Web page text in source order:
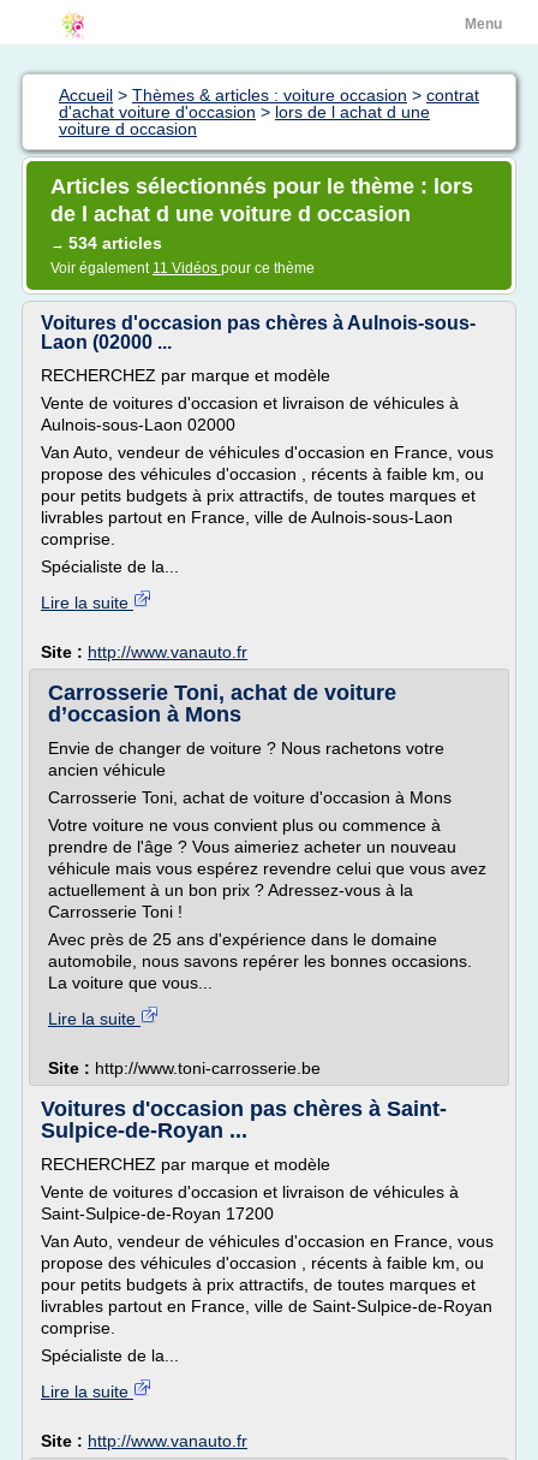
Menu
Accueil > Thèmes & articles : voiture occasion > contrat
d'achat voiture d'occasion > lors de l achat d une
voiture d occasion
Articles sélectionnés pour le thème : lors
de l achat d une voiture d occasion
→ 534 articles
Voir également 11 Vidéos pour ce thème
Voitures d'occasion pas chères à Aulnois-sous-
Laon (02000 ...
RECHERCHEZ par marque et modèle
Vente de voitures d'occasion et livraison de véhicules à
Aulnois-sous-Laon 02000
Van Auto, vendeur de véhicules d'occasion en France, vous
propose des véhicules d'occasion , récents à faible km, ou
pour petits budgets à prix attractifs, de toutes marques et
livrables partout en France, ville de Aulnois-sous-Laon
comprise.
Spécialiste de la...
Lire la suite
Site : http://www.vanauto.fr
Carrosserie Toni, achat de voiture
d’occasion à Mons
Envie de changer de voiture ? Nous rachetons votre
ancien véhicule
Carrosserie Toni, achat de voiture d'occasion à Mons
Votre voiture ne vous convient plus ou commence à
prendre de l'âge ? Vous aimeriez acheter un nouveau
véhicule mais vous espérez revendre celui que vous avez
actuellement à un bon prix ? Adressez-vous à la
Carrosserie Toni !
Avec près de 25 ans d'expérience dans le domaine
automobile, nous savons repérer les bonnes occasions.
La voiture que vous...
Lire la suite
Site : http://www.toni-carrosserie.be
Voitures d'occasion pas chères à Saint-
Sulpice-de-Royan ...
RECHERCHEZ par marque et modèle
Vente de voitures d'occasion et livraison de véhicules à
Saint-Sulpice-de-Royan 17200
Van Auto, vendeur de véhicules d'occasion en France, vous
propose des véhicules d'occasion , récents à faible km, ou
pour petits budgets à prix attractifs, de toutes marques et
livrables partout en France, ville de Saint-Sulpice-de-Royan
comprise.
Spécialiste de la...
Lire la suite
Site : http://www.vanauto.fr